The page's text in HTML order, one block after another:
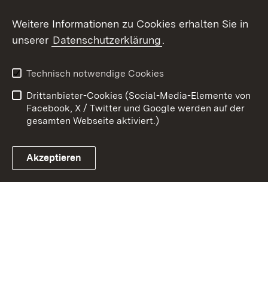
Link zum Landesportal
Kontakt
Impressum
Cookies
Weitere Informationen zu Cookies erhalten Sie in
unserer Datenschutzerklärung.
Technisch notwendige Cookies
Drittanbieter-Cookies (Social-Media-Elemente von
Facebook, X / Twitter und Google werden auf der
gesamten Webseite aktiviert.)
Akzeptieren